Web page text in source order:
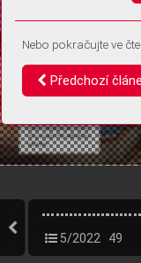
5/2022 49
Nebo pokračujte ve
Předchozí